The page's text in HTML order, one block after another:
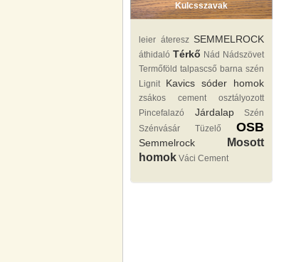
Kulcsszavak
leier áteresz SEMMELROCK
áthidaló Térkő Nád Nádszövet
Termőföld talpascső barna szén
Lignit
Kavics sóder homok
zsákos cement
osztályozott
Pincefalazó
Járdalap
Szén
Szénvásár Tüzelő
OSB
Semmelrock
Mosott
homok Váci Cement